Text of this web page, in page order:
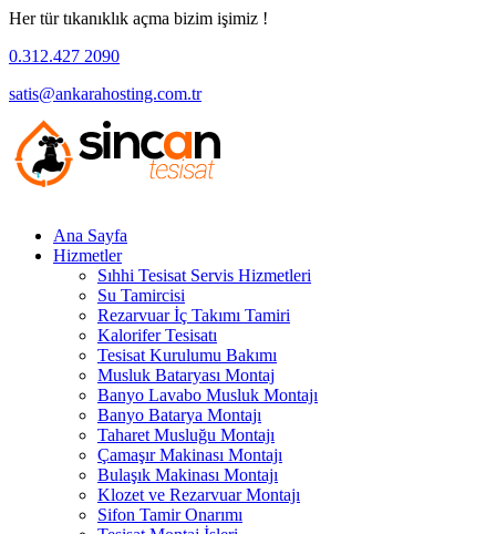
Her tür tıkanıklık açma bizim işimiz !
0.312.427 2090
satis@ankarahosting.com.tr
Ana Sayfa
Hizmetler
Sıhhi Tesisat Servis Hizmetleri
Su Tamircisi
Rezarvuar İç Takımı Tamiri
Kalorifer Tesisatı
Tesisat Kurulumu Bakımı
Musluk Bataryası Montaj
Banyo Lavabo Musluk Montajı
Banyo Batarya Montajı
Taharet Musluğu Montajı
Çamaşır Makinası Montajı
Bulaşık Makinası Montajı
Klozet ve Rezarvuar Montajı
Sifon Tamir Onarımı